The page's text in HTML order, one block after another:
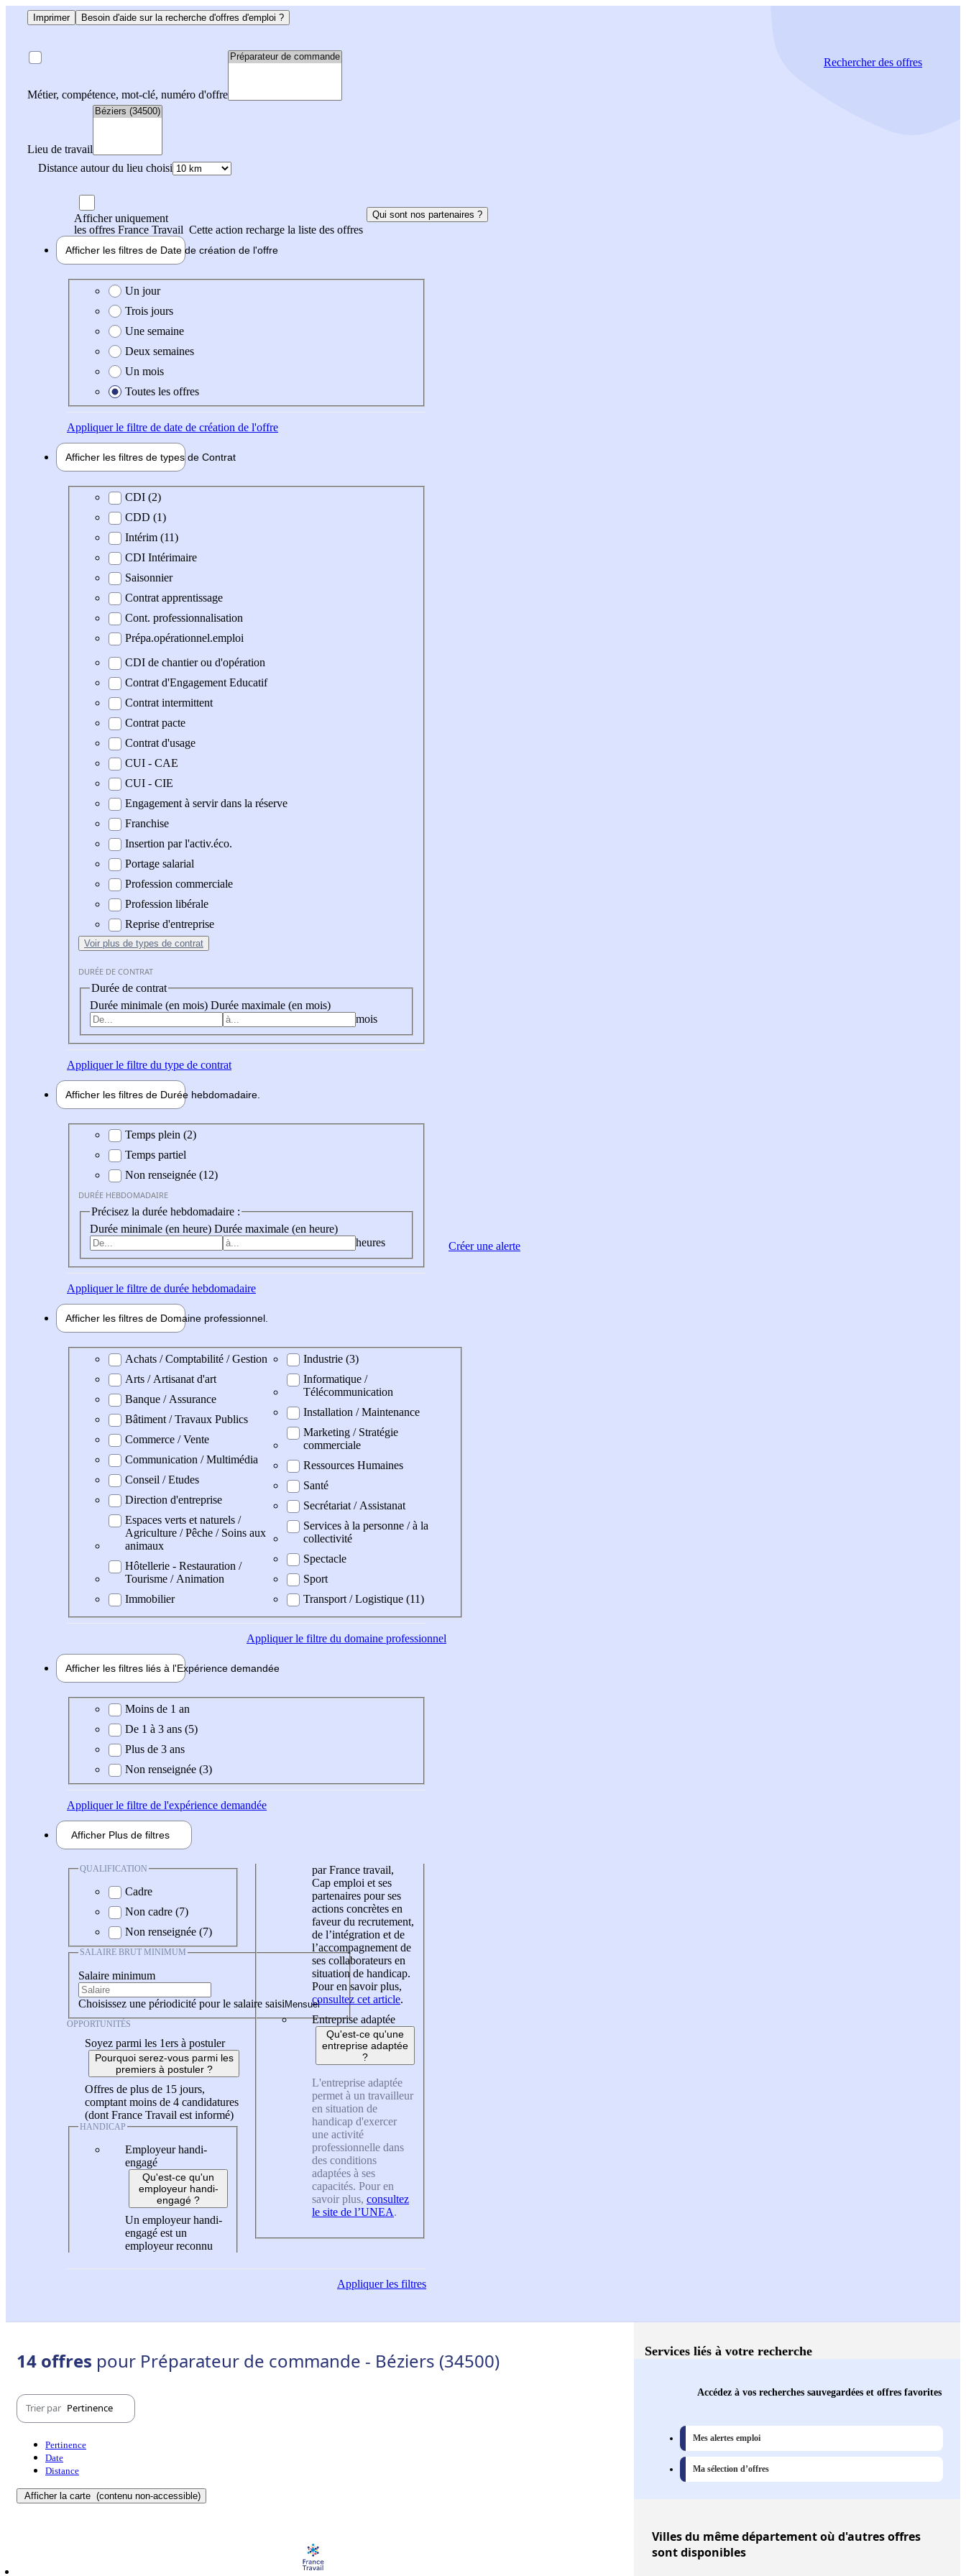
Imprimer Besoin d'aide sur la recherche d'offres d'emploi ?
Métier, compétence, mot-clé, numéro d'offre
Lieu de travail
Distance autour du lieu choisi
Rechercherdes offres
Afficher uniquement
les offres France Travail Cette action recharge la liste des offres
Qui sont nos partenaires ?
Afficher les filtres de Date de création de l'offre
Date de création de l'offre
Un jour
Trois jours
Une semaine
Deux semaines
Un mois
Toutes les offres
Appliquerle filtre de date de création de l'offre
Afficher les filtres de types de Contrat
Type de contrat
CDI (2)
CDD (1)
Intérim (11)
CDI Intérimaire
Saisonnier
Contrat apprentissage
Cont. professionnalisation
Prépa.opérationnel.emploi
CDI de chantier ou d'opération
Contrat d'Engagement Educatif
Contrat intermittent
Contrat pacte
Contrat d'usage
CUI - CAE
CUI - CIE
Engagement à servir dans la réserve
Franchise
Insertion par l'activ.éco.
Portage salarial
Profession commerciale
Profession libérale
Reprise d'entreprise
Voir plus de types de contrat
DURÉE DE CONTRAT
Durée de contrat
Durée minimale (en mois) Durée maximale (en mois)
mois
Appliquerle filtre du type de contrat
Afficher les filtres de Durée hebdomadaire
Durée hebdomadaire
Temps plein (2)
Temps partiel
Non renseignée (12)
DURÉE HEBDOMADAIRE
Précisez la durée hebdomadaire :
Durée minimale (en heure) Durée maximale (en heure)
heures
Appliquerle filtre de durée hebdomadaire
Afficher les filtres de Domaine professionnel
Domaine professionel
Achats / Comptabilité / Gestion
Arts / Artisanat d'art
Banque / Assurance
Bâtiment / Travaux Publics
Commerce / Vente
Communication / Multimédia
Conseil / Etudes
Direction d'entreprise
Espaces verts et naturels /
Agriculture / Pêche / Soins aux
animaux
Hôtellerie - Restauration /
Tourisme / Animation
Immobilier
Industrie (3)
Informatique /
Télécommunication
Installation / Maintenance
Marketing / Stratégie
commerciale
Ressources Humaines
Santé
Secrétariat / Assistanat
Services à la personne / à la
collectivité
Spectacle
Sport
Transport / Logistique (11)
Appliquerle filtre du domaine professionnel
Afficher les filtres liés à l'Expérience demandée
Expérience demandée
Moins de 1 an
De 1 à 3 ans (5)
Plus de 3 ans
Non renseignée (3)
Appliquerle filtre de l'expérience demandée
Afficher Plus de filtres
QUALIFICATION
Cadre
Non cadre (7)
Non renseignée (7)
SALAIRE BRUT MINIMUM
Salaire minimum
Choisissez une périodicité pour le salaire saisi
OPPORTUNITÉS
Soyez parmi les 1ers à postuler
Pourquoi serez-vous parmi les
premiers à postuler ?
Offres de plus de 15 jours,
comptant moins de 4 candidatures
(dont France Travail est informé)
HANDICAP
Employeur handi-
engagé
Qu'est-ce qu'un
employeur handi-
engagé ?
Un employeur handi-
engagé est un
employeur reconnu
par France travail,
Cap emploi et ses
partenaires pour ses
actions concrètes en
faveur du recrutement,
de l’intégration et de
l’accompagnement de
ses collaborateurs en
situation de handicap.
Pour en savoir plus,
consultez cet article.
Entreprise adaptée
Qu'est-ce qu'une
entreprise adaptée
?
L'entreprise adaptée
permet à un travailleur
en situation de
handicap d'exercer
une activité
professionnelle dans
des conditions
adaptées à ses
capacités. Pour en
savoir plus, consultez
le site de l’UNEA.
Appliquerles filtres
Créer une alerte
14 offres pour Préparateur de commande - Béziers (34500)
Trier par Pertinence
Pertinence
Date
Distance
Afficher la carte (contenu non-accessible)
Services liés à votre recherche
Accédez à vos recherches sauvegardées et offres favorites
Mes alertes emploi
Ma sélection d’offres
Villesdu même département où d'autres offres
sont disponibles